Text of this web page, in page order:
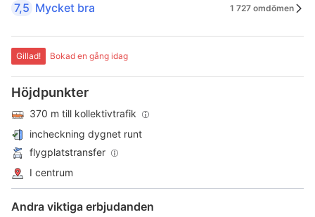
7,5 Mycket bra 1 727 omdömen
Gillad! Bokad en gång idag
Höjdpunkter
370 m till kollektivtrafik
incheckning dygnet runt
flygplatstransfer
I centrum
Andra viktiga erbjudanden